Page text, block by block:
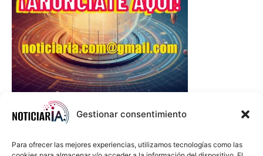
Gestionar consentimiento
Para ofrecer las mejores experiencias, utilizamos tecnologías como las